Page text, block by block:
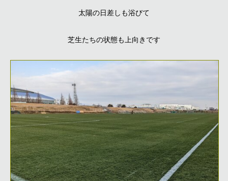
太陽の日差しも浴びて
芝生たちの状態も上向きです